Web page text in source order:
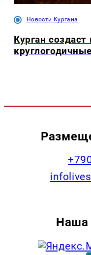
Новости Кургана
Курган создаст
Наша